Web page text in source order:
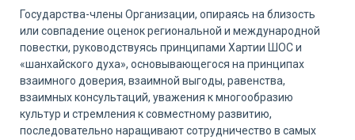
Государства-члены Организации, опираясь на близость
или совпадение оценок региональной и международной
повестки, руководствуясь принципами Хартии ШОС и
«шанхайского духа», основывающегося на принципах
взаимного доверия, взаимной выгоды, равенства,
взаимных консультаций, уважения к многообразию
культур и стремления к совместному развитию,
последовательно наращивают сотрудничество в самых